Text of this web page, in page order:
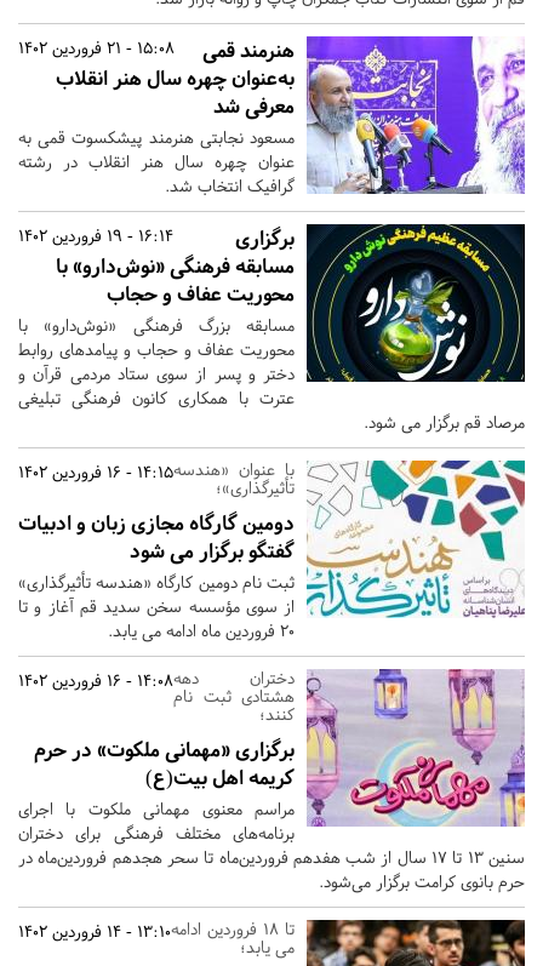
15:08 - 21 فروردین 1402
هنرمند قمی
به‌عنوان چهره سال هنر انقلاب
معرفی شد
مسعود نجابتی هنرمند پیشکسوت قمی به
عنوان چهره سال هنر انقلاب در رشته
گرافیک انتخاب شد.
16:14 - 19 فروردین 1402
برگزاری
مسابقه‌ فرهنگی «نوش‌دارو» با
محوریت عفاف و حجاب
مسابقه‌ بزرگ فرهنگی «نوش‌دارو» با
محوریت عفاف و حجاب و پیامدهای روابط
دختر و پسر از سوی ستاد مردمی قرآن و
عترت با همکاری کانون فرهنگی تبلیغی
مرصاد قم برگزار می شود.
14:15 - 16 فروردین 1402با عنوان «هندسه
تأثیرگذاری»؛
دومین گارگاه مجازی زبان و ادبیات
گفتگو برگزار می شود
ثبت نام دومین کارگاه «هندسه تأثیرگذاری»
از سوی مؤسسه سخن سدید قم آغاز و تا
20 فروردین ماه ادامه می یابد.
14:08 - 16 فروردین 1402دختران دهه
هشتادی ثبت نام
کنند؛
برگزاری «مهمانی ملکوت» در حرم
کریمه اهل بیت(ع)
مراسم معنوی مهمانی ملکوت با اجرای
برنامه‌های مختلف فرهنگی برای دختران
سنین ۱۳ تا ۱۷ سال از شب هفدهم فروردین‌ماه تا سحر هجدهم فروردین‌ماه در
حرم بانوی کرامت برگزار می‌شود.
13:10 - 14 فروردین 1402تا 18 فروردین ادامه
می یابد؛